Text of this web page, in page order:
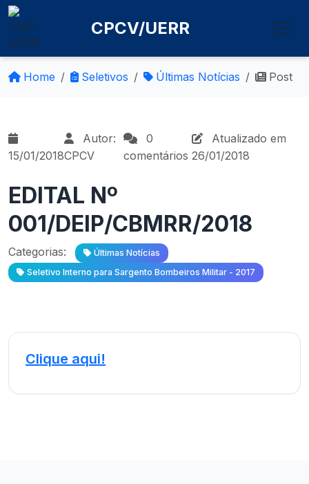
CPCV/UERR
Home Seletivos Últimas Notícias Post
15/01/2018
Autor:
CPCV
0
comentários
Atualizado em
26/01/2018
EDITAL Nº
001/DEIP/CBMRR/2018
Categorias:
Últimas Notícias
Seletivo Interno para Sargento Bombeiros Militar - 2017
Clique aqui!